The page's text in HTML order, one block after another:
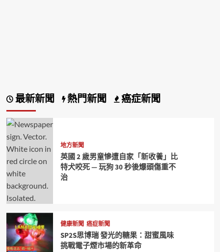
最新新聞 熱門新聞 癌症新聞
地方新聞
英國 2 歲男童慘遭自家「新收養」比
特犬咬死 — 玩狗 30 秒後爆頭傷重不
治
健康新聞 癌症新聞
SP2S思博瑞 發光的糖果：甜蜜風味
挑戰電子煙市場的新革命